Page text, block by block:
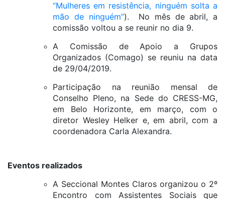
“Mulheres em resistência, ninguém solta a
mão de ninguém”). No mês de abril, a
comissão voltou a se reunir no dia 9.
A Comissão de Apoio a Grupos
Organizados (Comago) se reuniu na data
de 29/04/2019.
Participação na reunião mensal de
Conselho Pleno, na Sede do CRESS-MG,
em Belo Horizonte, em março, com o
diretor Wesley Helker e, em abril, com a
coordenadora Carla Alexandra.
Eventos realizados
A Seccional Montes Claros organizou o 2º
Encontro com Assistentes Sociais que